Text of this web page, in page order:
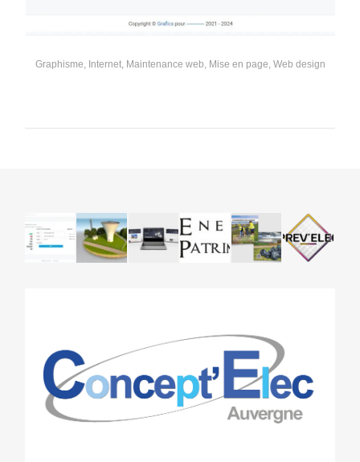
Graphisme Internet Maintenance web Mise en page ,Web design